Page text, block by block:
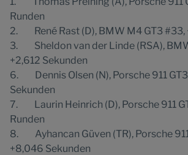
Runden
2. René Rast (D), BMW M4 GT3 #33,
3. Sheldon van der Linde (RSA),
+2,612 Sekunden
6. Dennis Olsen (N), Porsche 911
Sekunden
7. Laurin Heinrich (D), Porsche 911
Runden
8. Ayhancan Güven (TR), Porsche
+8,046 Sekunden